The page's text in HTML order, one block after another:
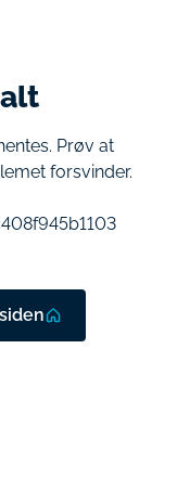
Prøv at
forsvinder.